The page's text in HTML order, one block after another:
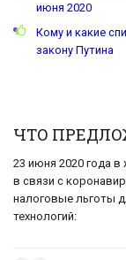
июня 2020
Кому и какие
закону Путина
ЧТО
23 июня 2020 года в
в связи с
налоговые льготы
технологий: